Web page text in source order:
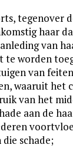
tegenover
haar
van
te worden
van
waaruit het
van het
aan de
schade;